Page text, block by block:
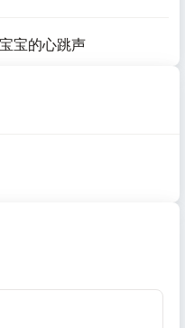
宝的心跳声